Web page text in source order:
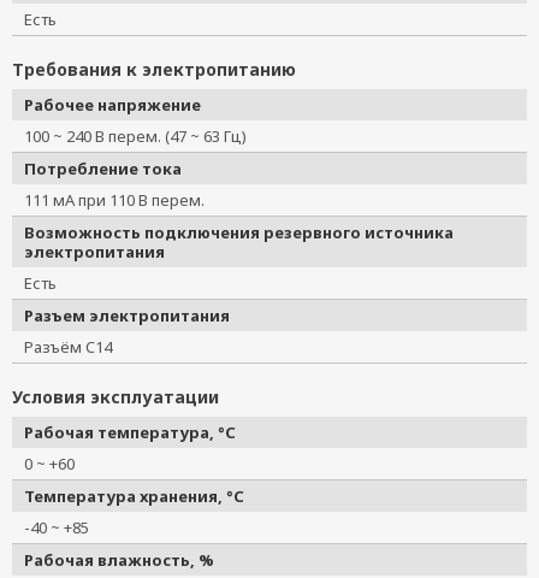
Есть
Требования к электропитанию
Рабочее напряжение
100 ~ 240 В перем. (47 ~ 63 Гц)
Потребление тока
111 мА при 110 В перем.
Возможность подключения резервного источника
электропитания
Есть
Разъем электропитания
Разъём C14
Условия эксплуатации
Рабочая температура, °C
0 ~ +60
Температура хранения, °C
-40 ~ +85
Рабочая влажность, %